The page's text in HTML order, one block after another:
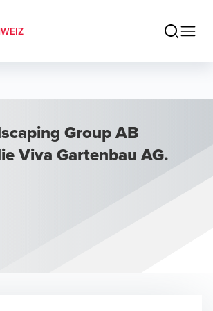
Group AB
Viva Gartenbau AG.